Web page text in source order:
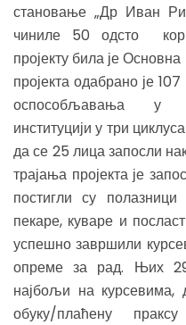
становање „Др Иван
чиниле 50 одсто
пројекту била је
пројекта одабрано је
оспособљавања у
институцији у три
да се 25 лица запосли
трајања пројекта је
постигли су
пекаре, куваре и
успешно завршили
опреме за рад. Њих
најбољи на
обуку/плаћену